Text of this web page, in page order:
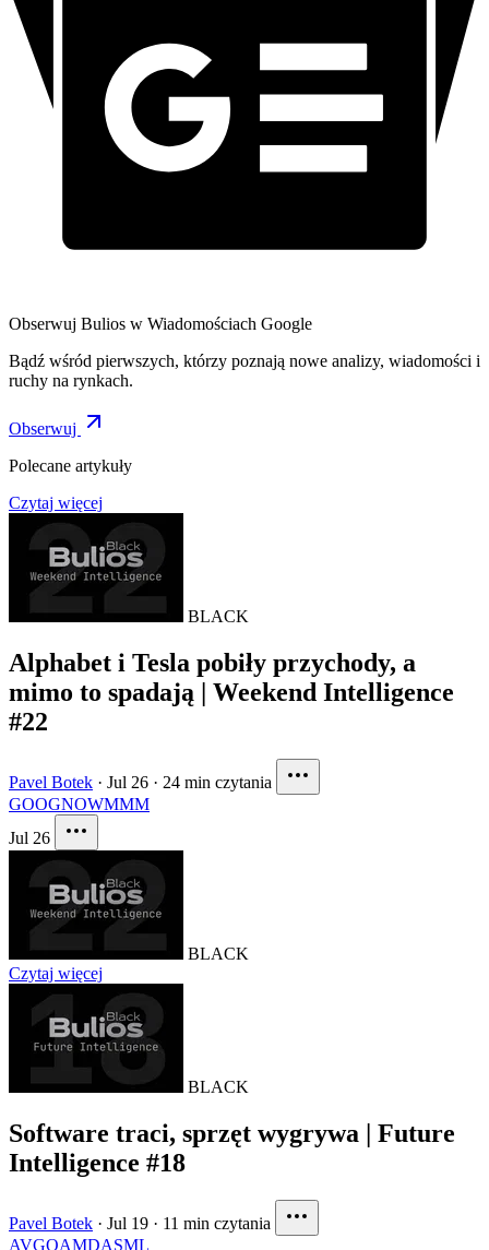
Obserwuj Bulios w Wiadomościach Google
Bądź wśród pierwszych, którzy poznają nowe analizy, wiadomości i
ruchy na rynkach.
Obserwuj
Polecane artykuły
Czytaj więcej
BLACK
Alphabet i Tesla pobiły przychody, a
mimo to spadają | Weekend Intelligence
#22
Pavel Botek · Jul 26 · 24 min czytania
GOOGNOWMMM
Jul 26
BLACK
Czytaj więcej
BLACK
Software traci, sprzęt wygrywa | Future
Intelligence #18
Pavel Botek · Jul 19 · 11 min czytania
AVGOAMDASML